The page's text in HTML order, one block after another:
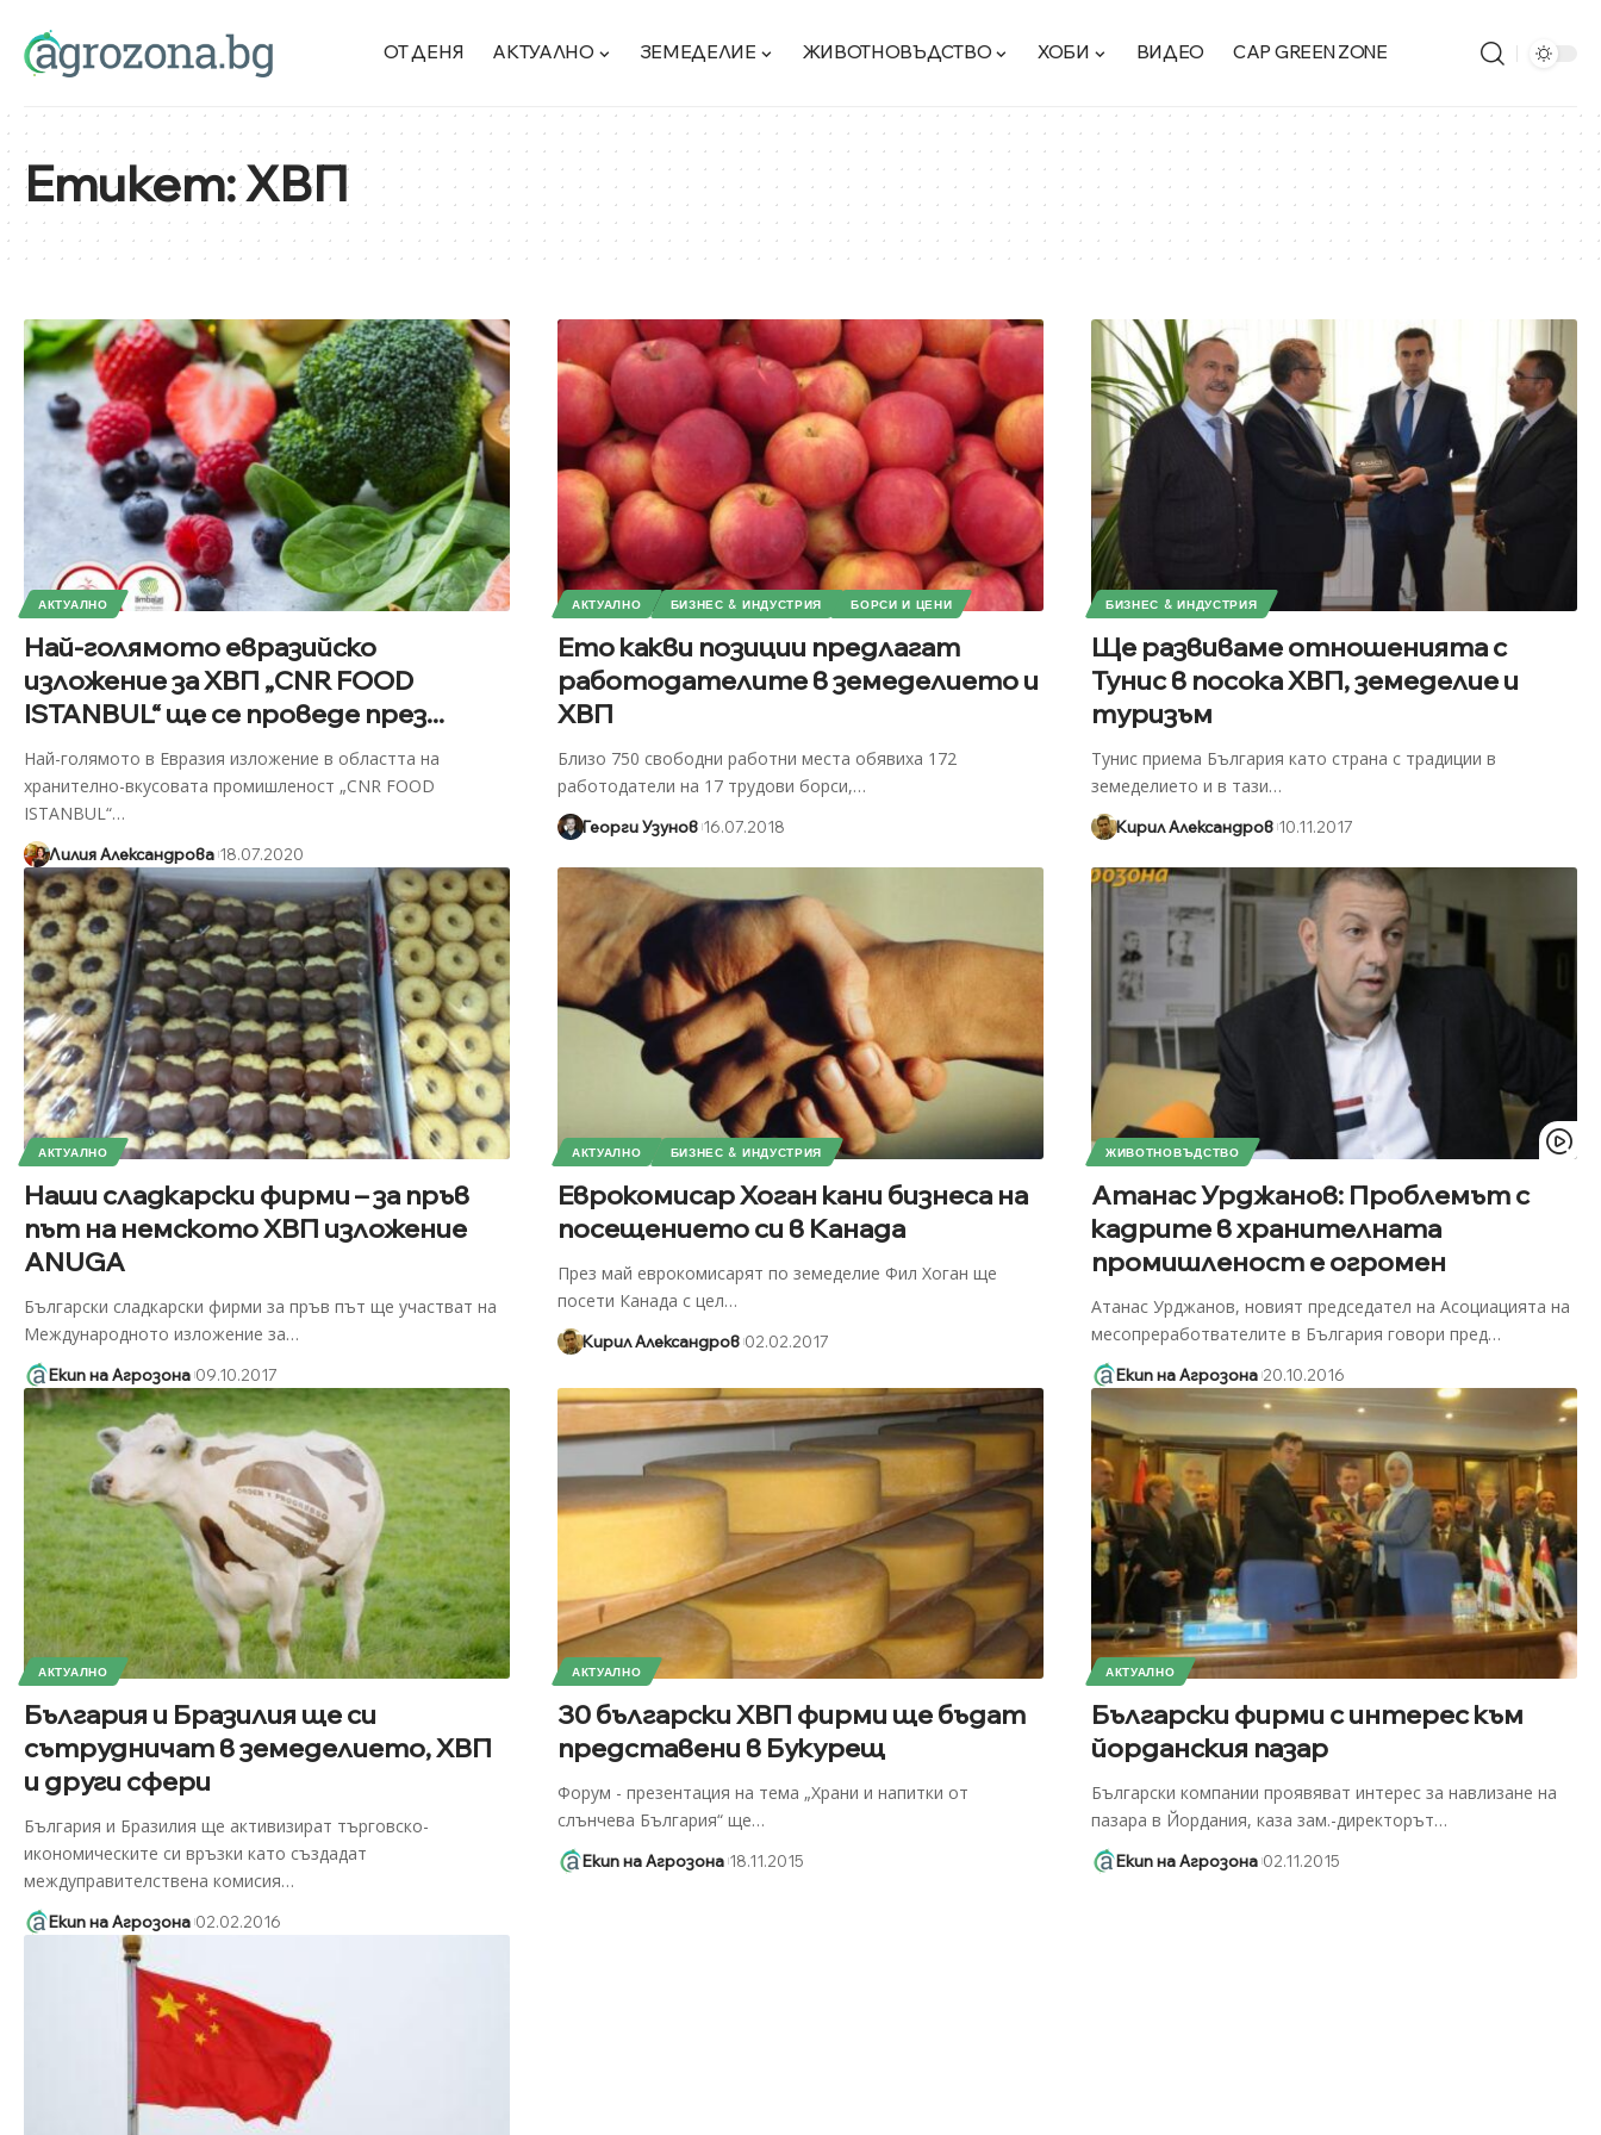
ОТ ДЕНЯ АКТУАЛНО ЗЕМЕДЕЛИЕ ЖИВОТНОВЪДСТВО ХОБИ ВИДЕО CAP GREEN ZONE
Етикет:ХВП
АКТУАЛНО
Най-голямото евразийско
изложение за ХВП „CNR FOOD
ISTANBUL“ ще се проведе през...
Най-голямото в Евразия изложение в областта на
хранително-вкусовата промишленост „CNR FOOD
ISTANBUL“…
Лилия Александрова 18.07.2020
АКТУАЛНО БИЗНЕС & ИНДУСТРИЯ БОРСИ И ЦЕНИ
Ето какви позиции предлагат
работодателите в земеделието и
ХВП
Близо 750 свободни работни места обявиха 172
работодатели на 17 трудови борси,…
Георги Узунов 16.07.2018
БИЗНЕС & ИНДУСТРИЯ
Ще развиваме отношенията с
Тунис в посока ХВП, земеделие и
туризъм
Тунис приема България като страна с традиции в
земеделието и в тази…
Кирил Александров 10.11.2017
АКТУАЛНО
Наши сладкарски фирми – за пръв
път на немското ХВП изложение
ANUGA
Български сладкарски фирми за пръв път ще участват на
Международното изложение за…
Екип на Агрозона 09.10.2017
АКТУАЛНО БИЗНЕС & ИНДУСТРИЯ
Еврокомисар Хоган кани бизнеса на
посещението си в Канада
През май еврокомисарят по земеделие Фил Хоган ще
посети Канада с цел…
Кирил Александров 02.02.2017
ЖИВОТНОВЪДСТВО
Атанас Урджанов: Проблемът с
кадрите в хранителната
промишленост е огромен
Атанас Урджанов, новият председател на Асоциацията на
месопреработвателите в България говори пред…
Екип на Агрозона 20.10.2016
АКТУАЛНО
България и Бразилия ще си
сътрудничат в земеделието, ХВП
и други сфери
България и Бразилия ще активизират търговско-
икономическите си връзки като създадат
междуправителствена комисия…
Екип на Агрозона 02.02.2016
АКТУАЛНО
30 български ХВП фирми ще бъдат
представени в Букурещ
Форум - презентация на тема „Храни и напитки от
слънчева България“ ще…
Екип на Агрозона 18.11.2015
АКТУАЛНО
Български фирми с интерес към
йорданския пазар
Български компании проявяват интерес за навлизане на
пазара в Йордания, каза зам.-директорът…
Екип на Агрозона 02.11.2015